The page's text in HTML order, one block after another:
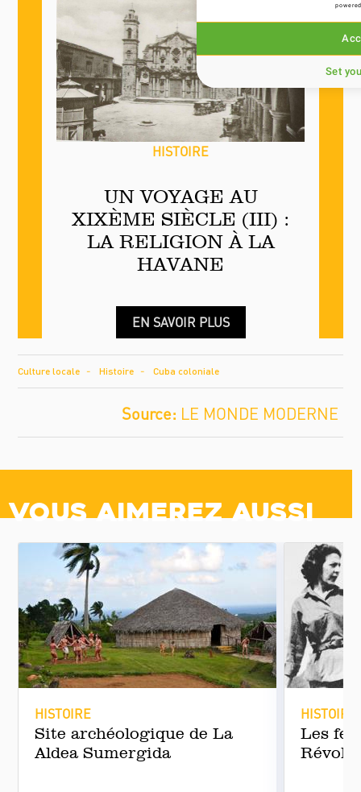
HISTOIRE
UN VOYAGE AU
XIXÈME SIÈCLE (III) :
LA RELIGION À LA
HAVANE
EN SAVOIR PLUS
Culture locale Histoire Cuba coloniale
LE MONDE MODERNE
Vous aimerez aussi
HISTOIRE
Site archéologique de La
Aldea Sumergida
HISTOIRE
Les
Set